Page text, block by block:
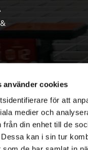
använder cookies
för att
medier och
från din enhet till de
kan i sin tur